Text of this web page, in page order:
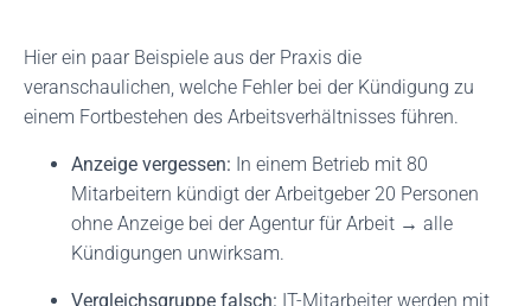
Hier ein paar Beispiele aus der Praxis die
veranschaulichen, welche Fehler bei der Kündigung zu
einem Fortbestehen des Arbeitsverhältnisses führen.
Anzeige vergessen: In einem Betrieb mit 80
Mitarbeitern kündigt der Arbeitgeber 20 Personen
ohne Anzeige bei der Agentur für Arbeit → alle
Kündigungen unwirksam.
Vergleichsgruppe falsch: IT-Mitarbeiter werden mit